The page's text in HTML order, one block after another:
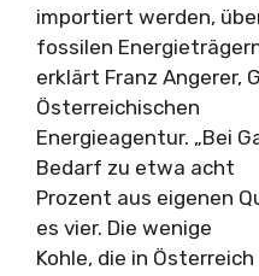
importiert werden,
fossilen
erklärt Franz Angerer,
Österreichischen
Energieagentur. „Bei
Bedarf zu etwa acht
Prozent aus eigenen
es vier. Die wenige
Kohle, die in